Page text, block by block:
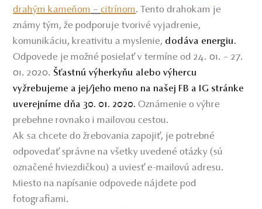
drahým kameňom –citrínom. Tento drahokam je
známy tým, že podporuje tvorivé vyjadrenie,
komunikáciu, kreativitu a myslenie, dodáva energiu.
Odpovede je možné posielať v termíne od 24. 01. – 27.
01. 2020. Šťastnú výherkyňu alebo výhercu
vyžrebujeme a jej/jeho meno na našej FB a IG stránke
uverejníme dňa 30. 01. 2020.Oznámenie o výhre
prebehne rovnako i mailovou cestou.
Ak sa chcete do žrebovania zapojiť, je potrebné
odpovedať správne na všetky uvedené otázky (sú
označené hviezdičkou) a uviesť e-mailovú adresu.
Miesto na napísanie odpovede nájdete pod
fotografiami.